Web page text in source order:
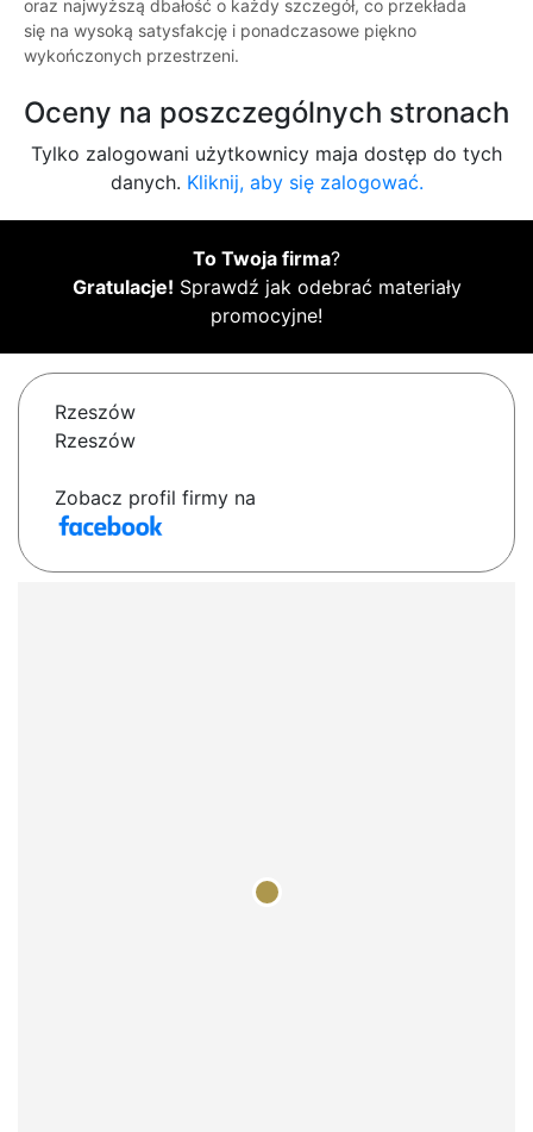
oraz najwyższą dbałość o każdy szczegół, co przekłada
się na wysoką satysfakcję i ponadczasowe piękno
wykończonych przestrzeni.
Oceny na poszczególnych stronach
Tylko zalogowani użytkownicy maja dostęp do tych
danych. Kliknij, aby się zalogować.
To Twoja firma?
Gratulacje! Sprawdź jak odebrać materiały
promocyjne!
Rzeszów
Rzeszów
Zobacz profil firmy na